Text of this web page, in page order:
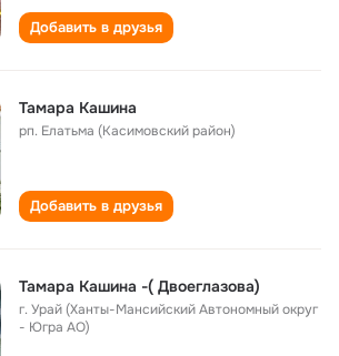
Добавить в друзья
Тамара Кашина
рп. Елатьма (Касимовский район)
Добавить в друзья
Тамара Кашина -( Двоеглазова)
г. Урай (Ханты-Мансийский Автономный округ
- Югра АО)